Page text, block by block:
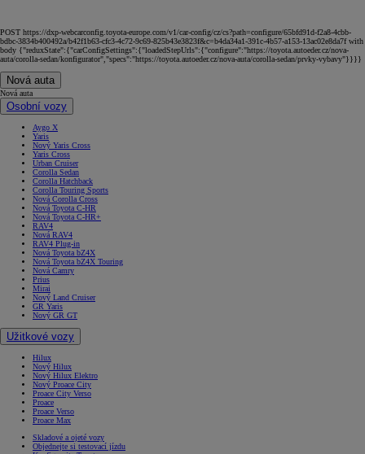
POST https://dxp-webcarconfig.toyota-europe.com/v1/car-config/cz/cs?path=configure/65bfd91d-f2a8-4cbb-
bdbc-3834b400492a/b42f1b63-cfc3-4c72-9c69-825b43e3823f&c=b4da34a1-391c-4b57-a153-13ac02e8da7f with
body {"reduxState":{"carConfigSettings":{"loadedStepUrls":{"configure":"https://toyota.autoeder.cz/nova-
auta/corolla-sedan/konfigurator","specs":"https://toyota.autoeder.cz/nova-auta/corolla-sedan/prvky-vybavy"}}}}
Nová auta
Nová auta
Osobní vozy
Aygo X
Yaris
Nový Yaris Cross
Yaris Cross
Urban Cruiser
Corolla Sedan
Corolla Hatchback
Corolla Touring Sports
Nová Corolla Cross
Nová Toyota C-HR
Nová Toyota C-HR+
RAV4
Nová RAV4
RAV4 Plug-in
Nová Toyota bZ4X
Nová Toyota bZ4X Touring
Nová Camry
Prius
Mirai
Nový Land Cruiser
GR Yaris
Nový GR GT
Užitkové vozy
Hilux
Nový Hilux
Nový Hilux Elektro
Nový Proace City
Proace City Verso
Proace
Proace Verso
Proace Max
Skladové a ojeté vozy
Objednejte si testovací jízdu